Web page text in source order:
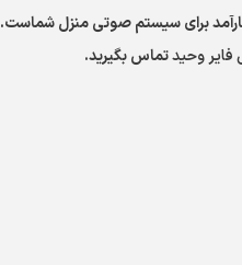
و کارآمد برای سیستم صوتی منزل
فایر وحیدتماس بگیرید.